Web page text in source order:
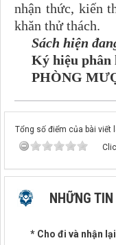
nhận thức, kiến
khăn thử thách.
Sách hiện
Ký hiệu phân
PHÒNG
Tổng số điểm của bài viết
NHỮNG
* Cho đi và nhận